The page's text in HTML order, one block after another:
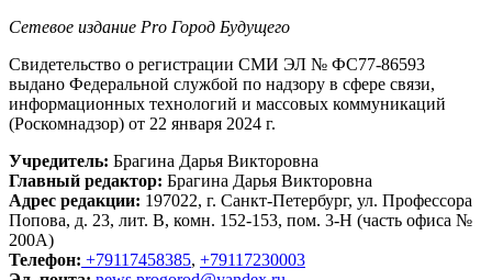
Сетевое издание Рrо Город Будущего
Свидетельство о регистрации СМИ ЭЛ № ФС77-86593
выдано Федеральной службой по надзору в сфере связи,
информационных технологий и массовых коммуникаций
(Роскомнадзор) от 22 января 2024 г.
Учредитель: Брагина Дарья Викторовна
Главный редактор: Брагина Дарья Викторовна
Адрес редакции: 197022, г. Санкт-Петербург, ул. Профессора
Попова, д. 23, лит. В, комн. 152-153, пом. 3-Н (часть офиса №
200А)
Телефон: +79117458385, +79117230003